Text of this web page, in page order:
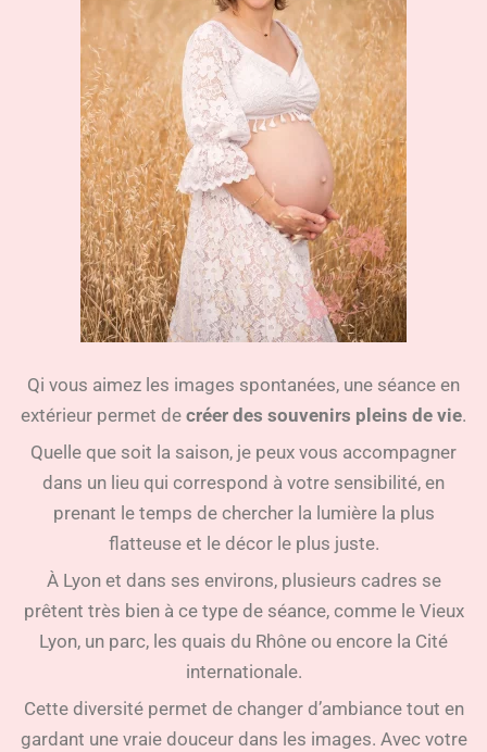
Qi vous aimez les images spontanées, une séance en
extérieur permet de créer des souvenirs pleins de vie.
Quelle que soit la saison, je peux vous accompagner
dans un lieu qui correspond à votre sensibilité, en
prenant le temps de chercher la lumière la plus
flatteuse et le décor le plus juste.
À Lyon et dans ses environs, plusieurs cadres se
prêtent très bien à ce type de séance, comme le Vieux
Lyon, un parc, les quais du Rhône ou encore la Cité
internationale.
Cette diversité permet de changer d’ambiance tout en
gardant une vraie douceur dans les images. Avec votre